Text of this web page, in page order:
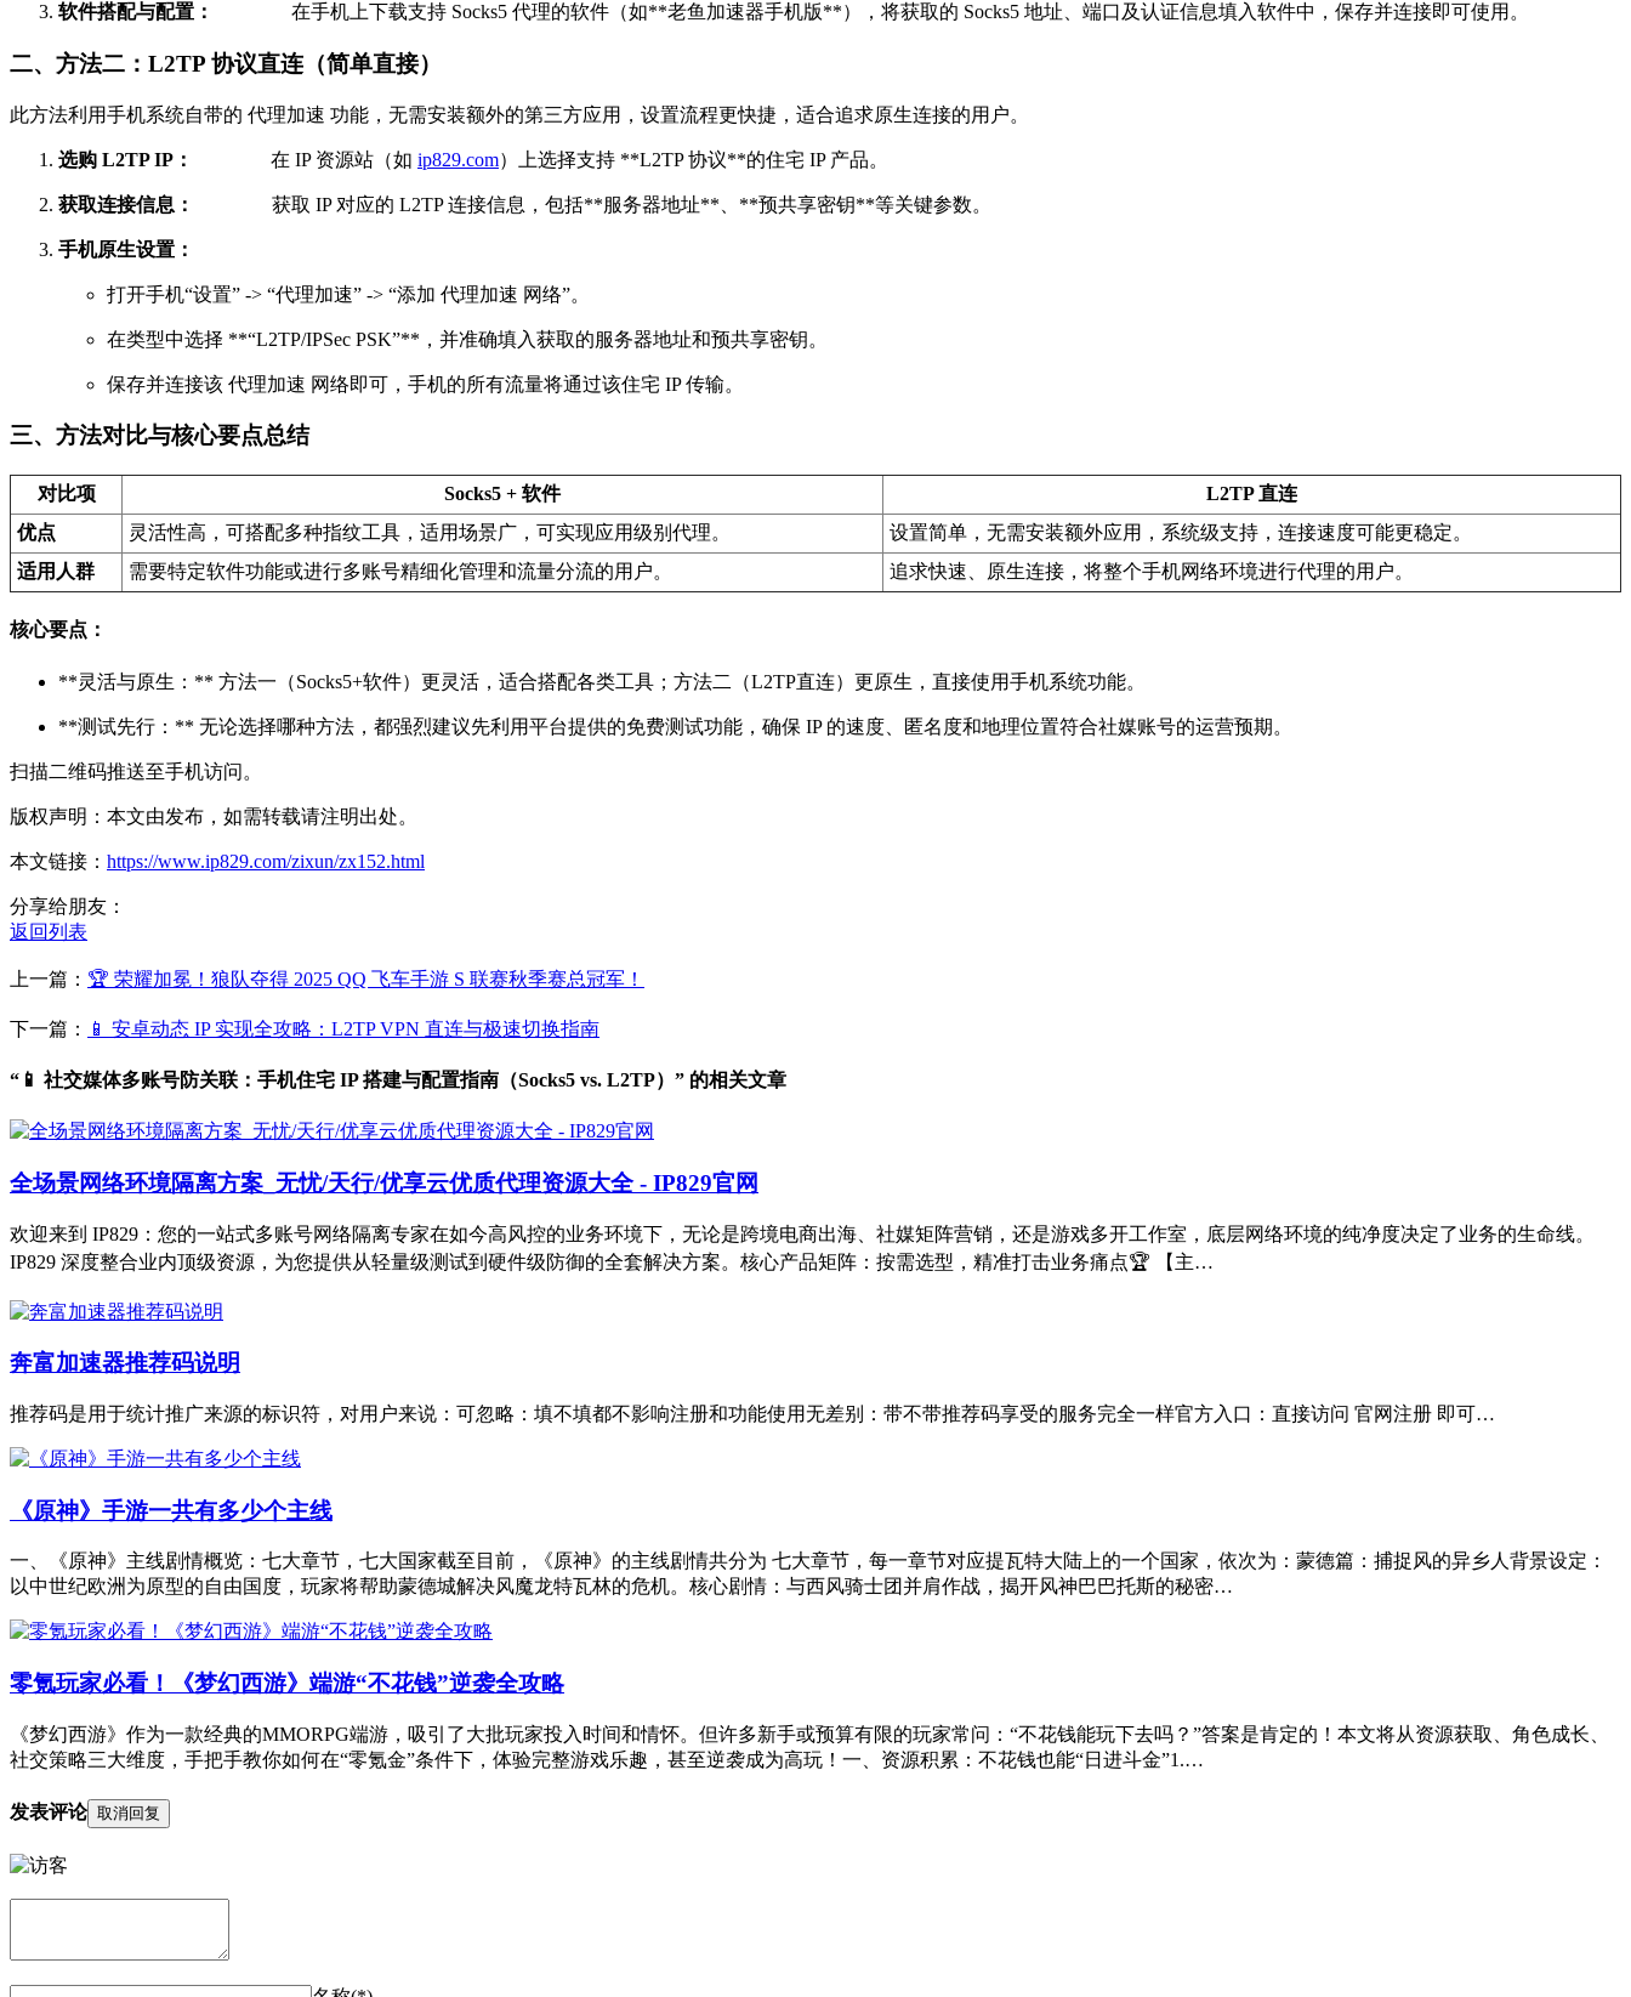
软件搭配与配置： 在手机上下载支持 Socks5 代理的软件（如**老鱼加速器手机版**），将获取的 Socks5 地址、端口及认证信息填入软件中，保存并连接即可使用。
二、方法二：L2TP 协议直连（简单直接）
此方法利用手机系统自带的 代理加速 功能，无需安装额外的第三方应用，设置流程更快捷，适合追求原生连接的用户。
选购 L2TP IP： 在 IP 资源站（如 ip829.com）上选择支持 **L2TP 协议**的住宅 IP 产品。
获取连接信息： 获取 IP 对应的 L2TP 连接信息，包括**服务器地址**、**预共享密钥**等关键参数。
手机原生设置：
打开手机“设置” -> “代理加速” -> “添加 代理加速 网络”。
在类型中选择 **“L2TP/IPSec PSK”**，并准确填入获取的服务器地址和预共享密钥。
保存并连接该 代理加速 网络即可，手机的所有流量将通过该住宅 IP 传输。
三、方法对比与核心要点总结
对比项 Socks5 + 软件
L2TP 直连
优点
灵活性高，可搭配多种指纹工具，适用场景广，可实现应用级别代理。
设置简单，无需安装额外应用，系统级支持，连接速度可能更稳定。
适用人群
需要特定软件功能或进行多账号精细化管理和流量分流的用户。 追求快速、原生连接，将整个手机网络环境进行代理的用户。
核心要点：
**灵活与原生：** 方法一（Socks5+软件）更灵活，适合搭配各类工具；方法二（L2TP直连）更原生，直接使用手机系统功能。
**测试先行：** 无论选择哪种方法，都强烈建议先利用平台提供的免费测试功能，确保 IP 的速度、匿名度和地理位置符合社媒账号的运营预期。
扫描二维码推送至手机访问。
版权声明：本文由发布，如需转载请注明出处。
本文链接： https://www.ip829.com/zixun/zx152.html
分享给朋友：
返回列表
上一篇： 🏆 荣耀加冕！狼队夺得 2025 QQ 飞车手游 S 联赛秋季赛总冠军！
下一篇： 📱 安卓动态 IP 实现全攻略：L2TP VPN 直连与极速切换指南
“📱 社交媒体多账号防关联：手机住宅 IP 搭建与配置指南（Socks5 vs. L2TP）” 的相关文章
全场景网络环境隔离方案_无忧/天行/优享云优质代理资源大全 - IP829官网
欢迎来到 IP829：您的一站式多账号网络隔离专家在如今高风控的业务环境下，无论是跨境电商出海、社媒矩阵营销，还是游戏多开工作室，底层网络环境的纯净度决定了业务的生命线。
IP829 深度整合业内顶级资源，为您提供从轻量级测试到硬件级防御的全套解决方案。核心产品矩阵：按需选型，精准打击业务痛点🏆 【主…
奔富加速器推荐码说明
推荐码是用于统计推广来源的标识符，对用户来说：可忽略：填不填都不影响注册和功能使用无差别：带不带推荐码享受的服务完全一样官方入口：直接访问 官网注册 即可…
《原神》手游一共有多少个主线
一、《原神》主线剧情概览：七大章节，七大国家截至目前，《原神》的主线剧情共分为 七大章节，每一章节对应提瓦特大陆上的一个国家，依次为：蒙德篇：捕捉风的异乡人背景设定：
以中世纪欧洲为原型的自由国度，玩家将帮助蒙德城解决风魔龙特瓦林的危机。核心剧情：与西风骑士团并肩作战，揭开风神巴巴托斯的秘密…
零氪玩家必看！《梦幻西游》端游“不花钱”逆袭全攻略
《梦幻西游》作为一款经典的MMORPG端游，吸引了大批玩家投入时间和情怀。但许多新手或预算有限的玩家常问：“不花钱能玩下去吗？”答案是肯定的！本文将从资源获取、角色成长、
社交策略三大维度，手把手教你如何在“零氪金”条件下，体验完整游戏乐趣，甚至逆袭成为高玩！一、资源积累：不花钱也能“日进斗金”1.…
发表评论 取消回复